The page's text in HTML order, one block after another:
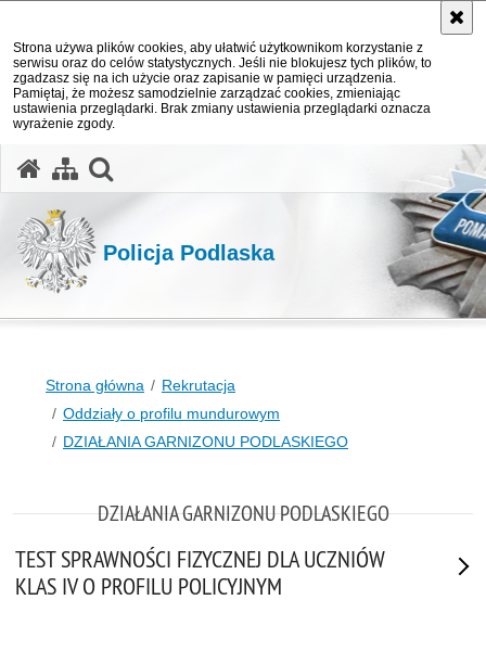
Strona używa plików cookies, aby ułatwić użytkownikom korzystanie z
serwisu oraz do celów statystycznych. Jeśli nie blokujesz tych plików, to
zgadzasz się na ich użycie oraz zapisanie w pamięci urządzenia.
Pamiętaj, że możesz samodzielnie zarządzać cookies, zmieniając
ustawienia przeglądarki. Brak zmiany ustawienia przeglądarki oznacza
wyrażenie zgody.
Policja Podlaska
Strona główna
Rekrutacja
Oddziały o profilu mundurowym
DZIAŁANIA GARNIZONU PODLASKIEGO
DZIAŁANIA GARNIZONU PODLASKIEGO
TEST SPRAWNOŚCI FIZYCZNEJ DLA UCZNIÓW
KLAS IV O PROFILU POLICYJNYM